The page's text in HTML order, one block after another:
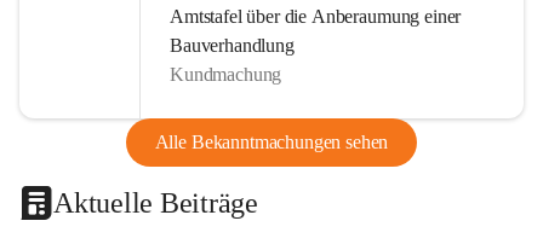
Amtstafel über die Anberaumung einer
Bauverhandlung
Kundmachung
Alle Bekanntmachungen sehen
Aktuelle Beiträge